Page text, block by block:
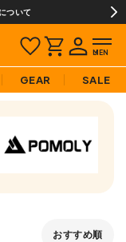
ついて
GEAR SALE
おすすめ順